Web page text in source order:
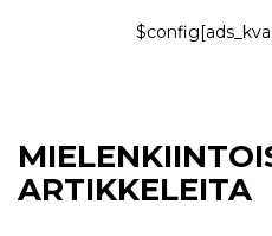
ARTIKKELEITA